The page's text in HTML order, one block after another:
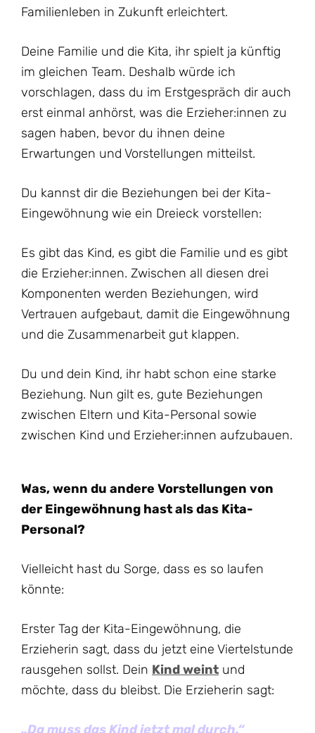
Familienleben in Zukunft erleichtert.
Deine Familie und die Kita, ihr spielt ja künftig
im gleichen Team. Deshalb würde ich
vorschlagen, dass du im Erstgespräch dir auch
erst einmal anhörst, was die Erzieher:innen zu
sagen haben, bevor du ihnen deine
Erwartungen und Vorstellungen mitteilst.
Du kannst dir die Beziehungen bei der Kita-
Eingewöhnung wie ein Dreieck vorstellen:
Es gibt das Kind, es gibt die Familie und es gibt
die Erzieher:innen. Zwischen all diesen drei
Komponenten werden Beziehungen, wird
Vertrauen aufgebaut, damit die Eingewöhnung
und die Zusammenarbeit gut klappen.
Du und dein Kind, ihr habt schon eine starke
Beziehung. Nun gilt es, gute Beziehungen
zwischen Eltern und Kita-Personal sowie
zwischen Kind und Erzieher:innen aufzubauen.
Was, wenn du andere Vorstellungen von
der Eingewöhnung hast als das Kita-
Personal?
Vielleicht hast du Sorge, dass es so laufen
könnte:
Erster Tag der Kita-Eingewöhnung, die
Erzieherin sagt, dass du jetzt eine Viertelstunde
rausgehen sollst. Dein Kind weint und
möchte, dass du bleibst. Die Erzieherin sagt:
„Da muss das Kind jetzt mal durch.“